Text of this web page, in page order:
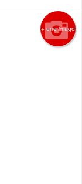
+ une image